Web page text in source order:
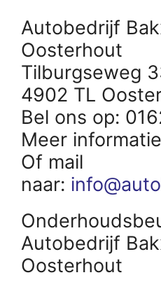
Autobedrijf
Oosterhout
Tilburgseweg
4902 TL
Bel ons op:
Meer
Of mail
naar:
Autobedrijf
Oosterhout